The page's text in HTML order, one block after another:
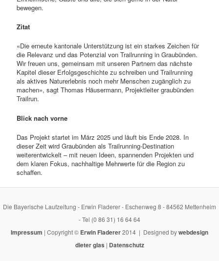
bewegen.
Zitat
«Die erneute kantonale Unterstützung ist ein starkes Zeichen für
die Relevanz und das Potenzial von Trailrunning in Graubünden.
Wir freuen uns, gemeinsam mit unseren Partnern das nächste
Kapitel dieser Erfolgsgeschichte zu schreiben und Trailrunning
als aktives Naturerlebnis noch mehr Menschen zugänglich zu
machen», sagt Thomas Häusermann, Projektleiter graubünden
Trailrun.
Blick nach vorne
Das Projekt startet im März 2025 und läuft bis Ende 2028. In
dieser Zeit wird Graubünden als Trailrunning-Destination
weiterentwickelt – mit neuen Ideen, spannenden Projekten und
dem klaren Fokus, nachhaltige Mehrwerte für die Region zu
schaffen.
Die Bayerische Laufzeitung - Erwin Fladerer - Eschenweg 8 - 84562 Mettenheim
- Tel (0 86 31) 16 64 64
Impressum | Copyright © Erwin Fladerer2014 | Designed bywebdesign
dieter glas | Datenschutz